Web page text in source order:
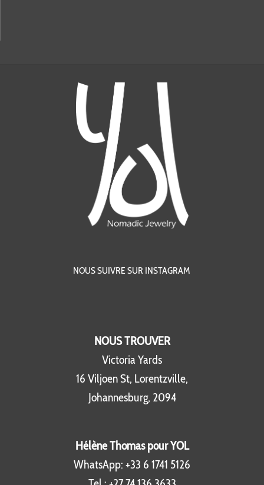
NOUS SUIVRE SUR INSTAGRAM
NOUS TROUVER
Victoria Yards
16 Viljoen St, Lorentzville,
Johannesburg, 2094
Hélène Thomas pour YOL
WhatsApp: +33 6 1741 5126